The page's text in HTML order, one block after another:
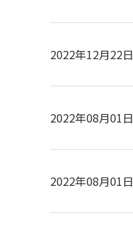
2022年12月22日
2022年08月01日
2022年08月01日